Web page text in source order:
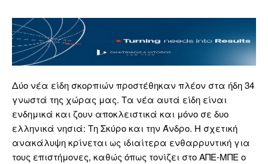
Δύο νέα είδη σκορπιών προστέθηκαν πλέον στα ήδη 34
γνωστά της χώρας μας. Τα νέα αυτά είδη είναι
ενδημικά και ζουν αποκλειστικά και μόνο σε δυο
ελληνικά νησιά: Τη Σκύρο και την Άνδρο. Η σχετική
ανακάλυψη κρίνεται ως ιδιαίτερα ενθαρρυντική για
τους επιστήμονες, καθώς όπως τονίζει στο ΑΠΕ-ΜΠΕ ο